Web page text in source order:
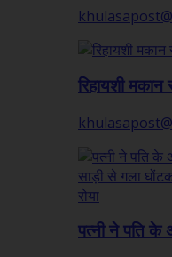
रिहायशी मकान
पत्नी ने पति के